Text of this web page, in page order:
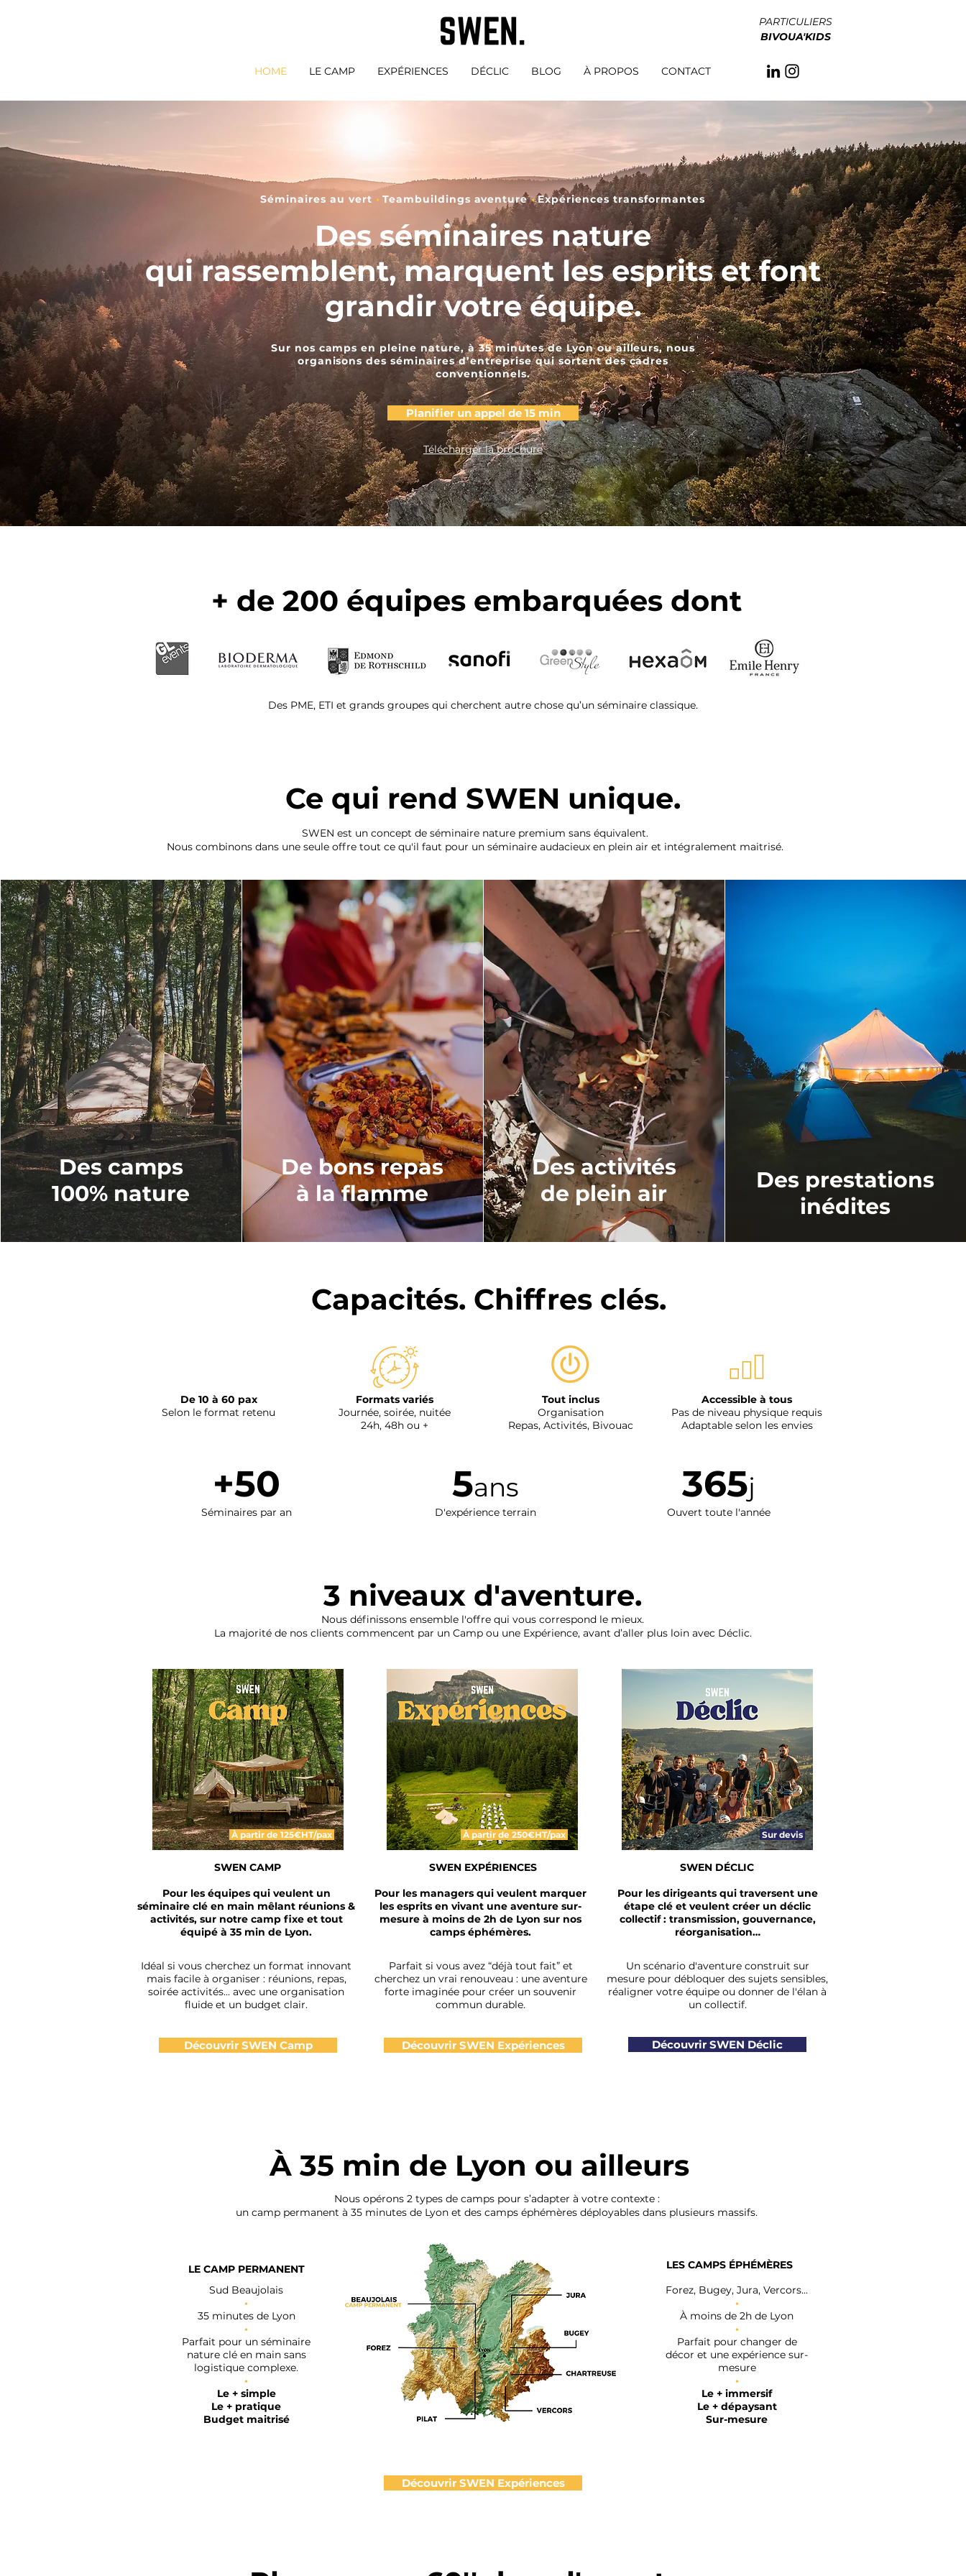
PARTICULIERS
BIVOUA'KIDS
HOME LE CAMP EXPÉRIENCES DÉCLIC BLOG À PROPOS CONTACT
Séminaires au vert • Teambuildings aventure• Expériences transformantes
Des séminaires nature
qui rassemblent, marquent les esprits et font
grandir votre équipe.
Sur nos camps en pleine nature, à 35 minutes de Lyon ou ailleurs, nous
organisons des séminaires d’entreprise qui sortent des cadres
conventionnels.
Planifier un appel de 15 min
Télécharger la brochure
+ de 200 équipes embarquées dont
Des PME, ETI et grands groupes qui cherchent autre chose qu’un séminaire classique.
Ce qui rend SWEN unique.
SWEN est un concept de séminaire nature premium sans équivalent.
Nous combinons dans une seule offre tout ce qu'il faut pour un séminaire audacieux en plein air et intégralement maitrisé.
Des camps
100% nature
De bons repas
à la flamme
Des activités
de plein air
Des prestations
inédites
Capacités. Chiffres clés.
De 10 à 60 pax
Selon le format retenu
Formats variés
Journée, soirée, nuitée
24h, 48h ou +
Tout inclus
Organisation
Repas, Activités, Bivouac
Accessible à tous
Pas de niveau physique requis
Adaptable selon les envies
+50
Séminaires par an
5ans
D'expérience terrain
365j
Ouvert toute l'année
3 niveaux d'aventure.
Nous définissons ensemble l'offre qui vous correspond le mieux.
La majorité de nos clients commencent par un Camp ou une Expérience, avant d’aller plus loin avec Déclic.
À partir de 125€HT/pax
SWEN CAMP
Pour les équipes qui veulent un
séminaire clé en main mêlant réunions &
activités, sur notre camp fixe et tout
équipé à 35 min de Lyon.
Idéal si vous cherchez un format innovant
mais facile à organiser : réunions, repas,
soirée activités... avec une organisation
fluide et un budget clair.
Découvrir SWEN Camp
À partir de 250€HT/pax
SWEN EXPÉRIENCES
Pour les managers qui veulent marquer
les esprits en vivant une aventure sur-
mesure à moins de 2h de Lyon sur nos
camps éphémères.
Parfait si vous avez “déjà tout fait” et
cherchez un vrai renouveau : une aventure
forte imaginée pour créer un souvenir
commun durable.
Découvrir SWEN Expériences
Sur devis
SWEN DÉCLIC
Pour les dirigeants qui traversent une
étape clé et veulent créer un déclic
collectif : transmission, gouvernance,
réorganisation…
Un scénario d'aventure construit sur
mesure pour débloquer des sujets sensibles,
réaligner votre équipe ou donner de l'élan à
un collectif.
Découvrir SWEN Déclic
À 35 min de Lyon ou ailleurs
Nous opérons 2 types de camps pour s’adapter à votre contexte :
un camp permanent à 35 minutes de Lyon et des camps éphémères déployables dans plusieurs massifs.
LE CAMP PERMANENT
Sud Beaujolais
•
35 minutes de Lyon
•
Parfait pour un séminaire
nature clé en main sans
logistique complexe.
•
Le + simple
Le + pratique
Budget maitrisé
LES CAMPS ÉPHÉMÈRES
Forez, Bugey, Jura, Vercors...
•
À moins de 2h de Lyon
•
Parfait pour changer de
décor et une expérience sur-
mesure
•
Le + immersif
Le + dépaysant
Sur-mesure
Découvrir SWEN Expériences